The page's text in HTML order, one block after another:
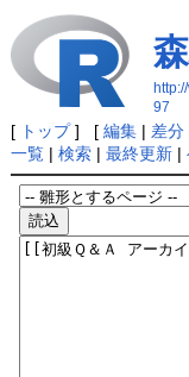
97
[ トップ] [ 編集| 差分
一覧| 検索| 最終更新|